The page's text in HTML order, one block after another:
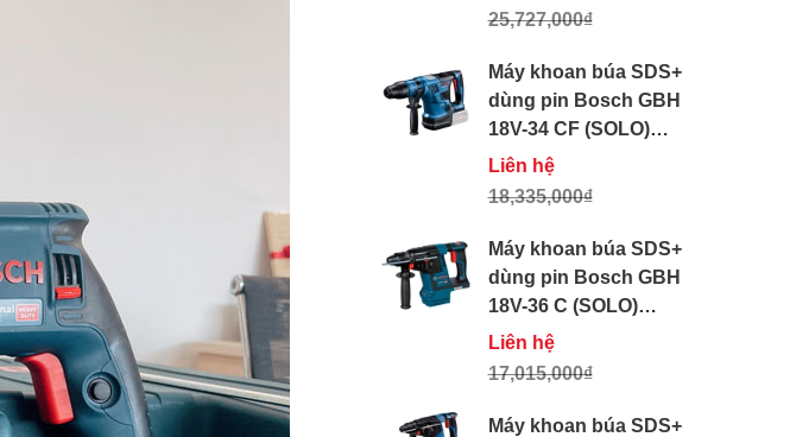
25,727,000₫
Máy khoan búa SDS+
dùng pin Bosch GBH
18V-34 CF (SOLO)
(611914082)
Liên hệ
18,335,000₫
Máy khoan búa SDS+
dùng pin Bosch GBH
18V-36 C (SOLO)
(611915082)
Liên hệ
17,015,000₫
Máy khoan búa SDS+